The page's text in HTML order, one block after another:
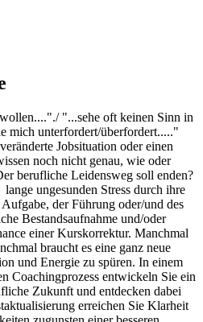
"...sehe oft keinen Sinn in
mich unterfordert/überfordert....."
Jobsituation oder einen
noch nicht genau, wie oder
berufliche Leidensweg soll enden?
ungesunden Stress durch ihre
der Führung oder/und des
Bestandsaufnahme und/oder
einer Kurskorrektur. Manchmal
braucht es eine ganz neue
und Energie zu spüren. In einem
Coachingprozess entwickeln Sie ein
Zukunft und entdecken dabei
erreichen Sie Klarheit